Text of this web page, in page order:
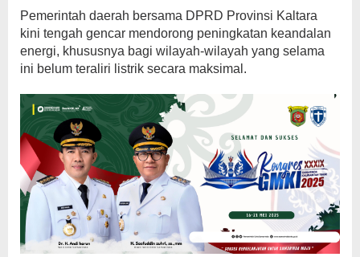
Pemerintah daerah bersama DPRD Provinsi Kaltara
kini tengah gencar mendorong peningkatan keandalan
energi, khususnya bagi wilayah-wilayah yang selama
ini belum teraliri listrik secara maksimal.